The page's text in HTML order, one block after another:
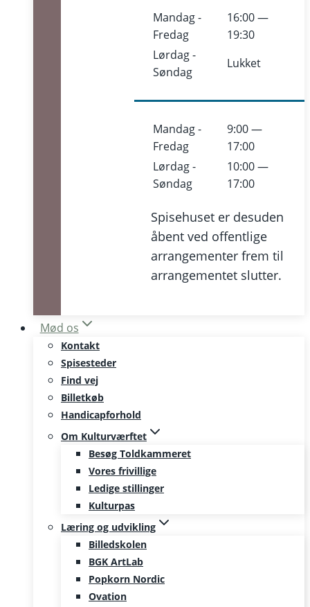
Mandag -
Fredag
16:00 —
19:30
Lørdag -
Søndag
Lukket
Mandag -
Fredag
9:00 —
17:00
Lørdag -
Søndag
10:00 —
17:00
Spisehuset er desuden
åbent ved offentlige
arrangementer frem til
arrangementet slutter.
Mød os
Kontakt
Spisesteder
Find vej
Billetkøb
Handicapforhold
Om Kulturværftet
Besøg Toldkammeret
Vores frivillige
Ledige stillinger
Kulturpas
Læring og udvikling
Billedskolen
BGK ArtLab
Popkorn Nordic
Ovation